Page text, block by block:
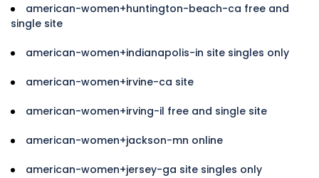
american-women+huntington-beach-ca free and
single site
american-women+indianapolis-in site singles only
american-women+irvine-ca site
american-women+irving-il free and single site
american-women+jackson-mn online
american-women+jersey-ga site singles only